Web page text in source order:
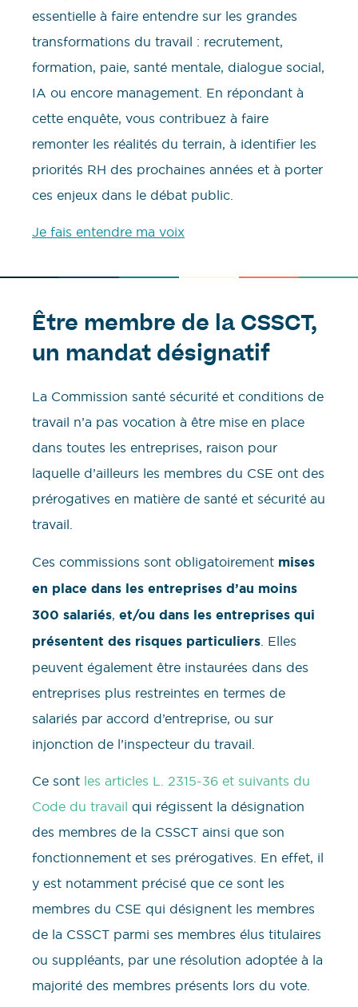
essentielle à faire entendre sur les grandes
transformations du travail : recrutement,
formation, paie, santé mentale, dialogue social,
IA ou encore management. En répondant à
cette enquête, vous contribuez à faire
remonter les réalités du terrain, à identifier les
priorités RH des prochaines années et à porter
ces enjeux dans le débat public.
Je fais entendre ma voix
Être membre de la CSSCT,
un mandat désignatif
La Commission santé sécurité et conditions de
travail n’a pas vocation à être mise en place
dans toutes les entreprises, raison pour
laquelle d’ailleurs les membres du CSE ont des
prérogatives en matière de santé et sécurité au
travail.
Ces commissions sont obligatoirement mises
en place dans les entreprises d’au moins
300 salariés, et/ou dans les entreprises qui
présentent des risques particuliers . Elles
peuvent également être instaurées dans des
entreprises plus restreintes en termes de
salariés par accord d’entreprise, ou sur
injonction de l’inspecteur du travail.
Ce sont les articles L. 2315-36 et suivants du
Code du travail qui régissent la désignation
des membres de la CSSCT ainsi que son
fonctionnement et ses prérogatives. En effet, il
y est notamment précisé que ce sont les
membres du CSE qui désignent les membres
de la CSSCT parmi ses membres élus titulaires
ou suppléants, par une résolution adoptée à la
majorité des membres présents lors du vote.